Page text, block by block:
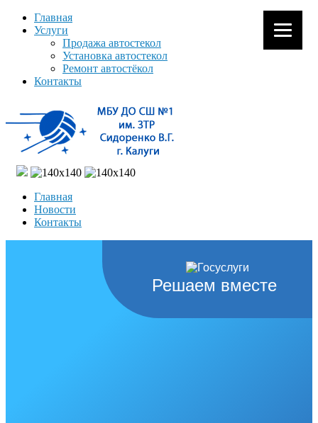
Главная
Услуги
Продажа автостекол
Установка автостекол
Ремонт автостёкол
Контакты
Главная
Новости
Контакты
Решаем вместе